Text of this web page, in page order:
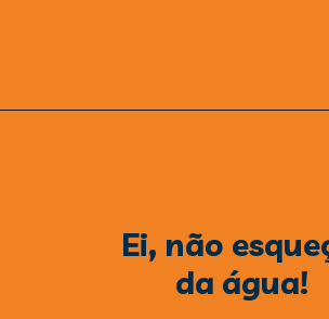
Ei, não
da água!